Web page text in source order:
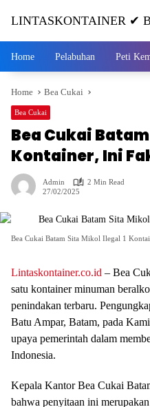
LINTASKONTAINER ✔
KONTAINER TERBARU
Home Pelabuhan Peti
Home Bea Cukai
Bea Cukai
Bea Cukai
Kontainer, Ini
Admin
2 Min Read
27/02/2025
Bea Cukai Batam Sita Mikol Ilegal 1
Lintaskontainer.co.id – Bea
satu kontainer minuman
penindakan terbaru.
Batu Ampar, Batam, pada
upaya pemerintah dalam
Indonesia.
Kepala Kantor Bea Cukai
bahwa penyitaan ini